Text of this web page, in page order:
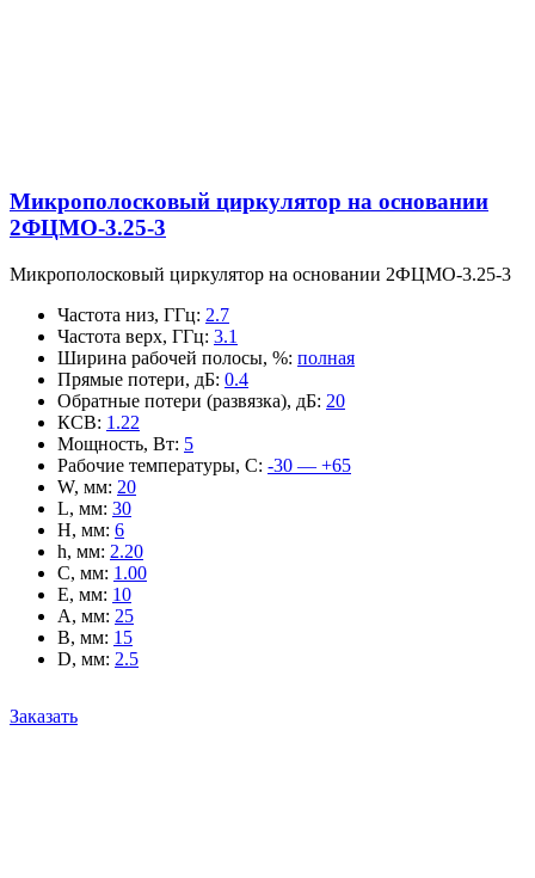
Микрополосковый циркулятор на основании
2ФЦМО-3.25-3
Микрополосковый циркулятор на основании 2ФЦМО-3.25-3
Частота низ, ГГц: 2.7
Частота верх, ГГц: 3.1
Ширина рабочей полосы, %: полная
Прямые потери, дБ: 0.4
Обратные потери (развязка), дБ: 20
КСВ: 1.22
Мощность, Вт: 5
Рабочие температуры, С: -30 — +65
W, мм: 20
L, мм: 30
H, мм: 6
h, мм: 2.20
C, мм: 1.00
E, мм: 10
A, мм: 25
B, мм: 15
D, мм: 2.5
Заказать